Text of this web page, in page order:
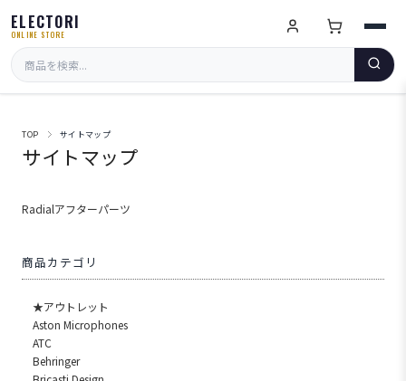
ELECTORI
ONLINE STORE
TOP サイトマップ
サイトマップ
Radialアフターパーツ
商品カテゴリ
★アウトレット
Aston Microphones
ATC
Behringer